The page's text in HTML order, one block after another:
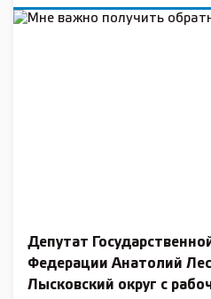
Депутат
Федерации Анатолий
Лысковский округ с